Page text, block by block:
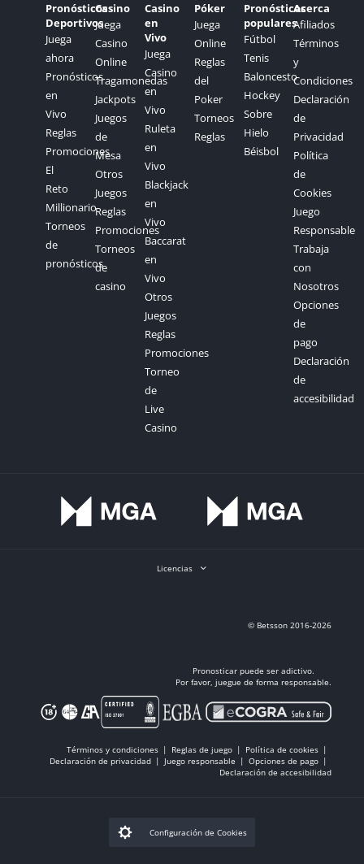
Pronósticos
Deportivos
Juega
ahora
Pronósticos
en
Vivo
Reglas
Promociones
El
Reto
Millionario
Torneos
de
pronósticos
Casino
Juega
Casino
Online
Tragamonedas
Jackpots
Juegos
de
Mesa
Otros
Juegos
Reglas
Promociones
Torneos
de
casino
Casino
en
Vivo
Juega
Casino
en
Vivo
Ruleta
en
Vivo
Blackjack
en
Vivo
Baccarat
en
Vivo
Otros
Juegos
Reglas
Promociones
Torneo
de
Live
Casino
Póker
Juega
Online
Reglas
del
Poker
Torneos
Reglas
Pronósticos
populares
Fútbol
Tenis
Baloncesto
Hockey
Sobre
Hielo
Béisbol
Acerca
Afiliados
Términos
y
Condiciones
Declaración
de
Privacidad
Política
de
Cookies
Juego
Responsable
Trabaja
con
Nosotros
Opciones
de
pago
Declaración
de
accesibilidad
Licencias
© Betsson 2016-2026
Pronosticar puede ser adictivo.
Por favor, juegue de forma responsable.
Términos y condiciones Reglas de juego
Política de cookies
Declaración de privacidad
Juego responsable
Opciones de pago
Declaración de accesibilidad
Configuración de Cookies